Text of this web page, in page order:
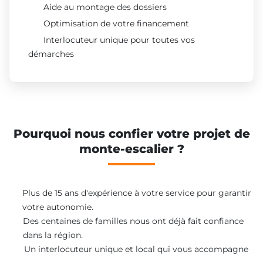
Aide au montage des dossiers
Optimisation de votre financement
Interlocuteur unique pour toutes vos
démarches
Pourquoi nous confier votre projet de
monte-escalier ?
Plus de 15 ans d'expérience à votre service pour garantir
votre autonomie.
Des centaines de familles nous ont déjà fait confiance
dans la région.
Un interlocuteur unique et local qui vous accompagne